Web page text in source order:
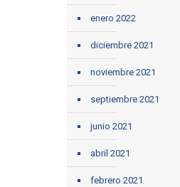
enero 2022
diciembre 2021
noviembre 2021
septiembre 2021
junio 2021
abril 2021
febrero 2021